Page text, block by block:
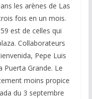
les arènes de Las
fois en un mois.
est de celles qui
Collaborateurs
Pepe Luis
Puerta Grande. Le
moins propice
du 3 septembre